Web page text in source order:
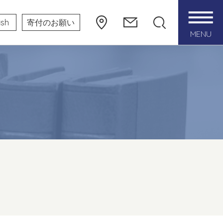
寄付のお願い
MENU